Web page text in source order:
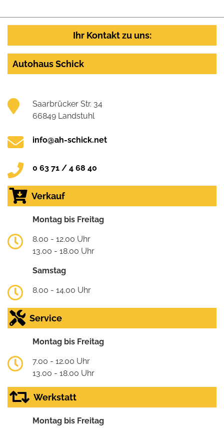
Ihr Kontakt zu uns:
Autohaus Schick
Saarbrücker Str. 34
66849 Landstuhl
info@ah-schick.net
0 63 71 / 4 68 40
Verkauf
Montag bis Freitag
8.00 - 12.00 Uhr
13.00 - 18.00 Uhr
Samstag
8.00 - 14.00 Uhr
Service
Montag bis Freitag
7.00 - 12.00 Uhr
13.00 - 18.00 Uhr
Werkstatt
Montag bis Freitag